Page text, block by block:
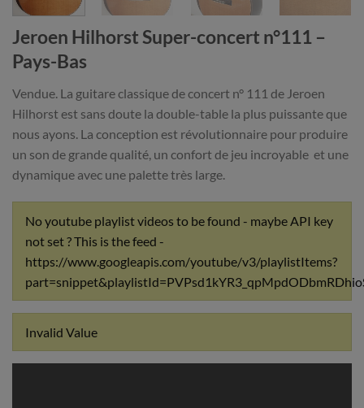
Jeroen Hilhorst Super-concert n°111 –
Pays-Bas
Vendue. La guitare classique de concert n° 111 de Jeroen
Hilhorst est sans doute la double-table la plus puissante que
nous ayons. La conception est révolutionnaire pour produire
un son de grande qualité, un confort de jeu incroyable et une
dynamique avec une palette très large.
No youtube playlist videos to be found - maybe API key
not set ? This is the feed -
https://www.googleapis.com/youtube/v3/playlistItems?
Invalid Value